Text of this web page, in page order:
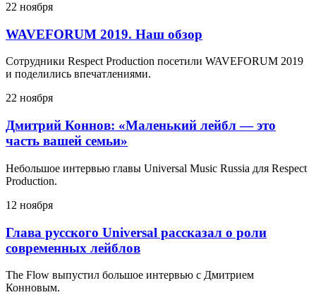
22 ноября
WAVEFORUM 2019. Наш обзор
Сотрудники Respect Production посетили WAVEFORUM 2019
и поделились впечатлениями.
22 ноября
Дмитрий Коннов: «Маленький лейбл — это
часть вашей семьи»
Небольшое интервью главы Universal Music Russia для Respect
Production.
12 ноября
Глава русского Universal рассказал о роли
современных лейблов
The Flow выпустил большое интервью с Дмитрием
Конновым.